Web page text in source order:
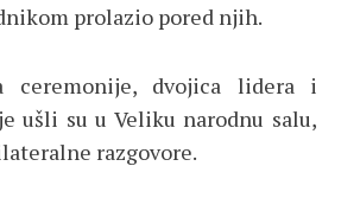
prolazio pored njih.
ceremonije, dvojica lidera i
ušli su u Veliku narodnu salu,
razgovore.